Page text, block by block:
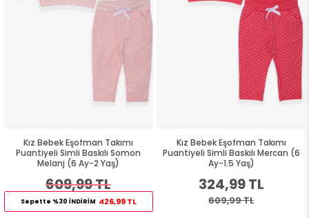
Kız Bebek Eşofman Takımı
Puantiyeli Simli Baskılı Somon
Melanj (6 Ay-2 Yaş)
609,99 TL
Sepette %30 İNDİRİM 426,99 TL
Kız Bebek Eşofman Takımı
Puantiyeli Simli Baskılı Mercan (6
Ay-1.5 Yaş)
324,99 TL
609,99 TL